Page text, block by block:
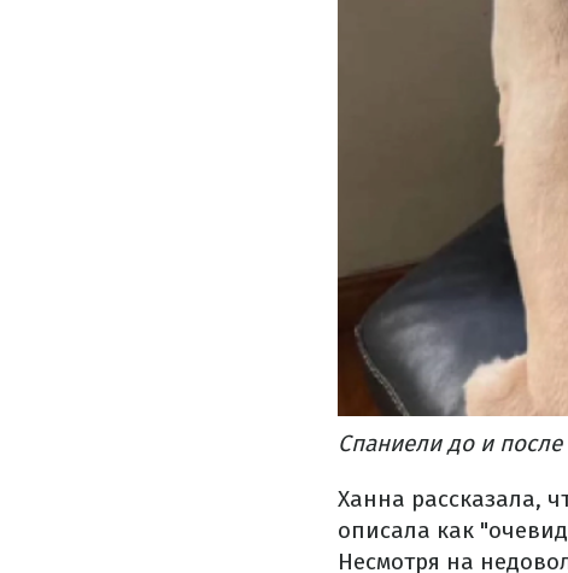
Спаниели до и
Ханна рассказала,
описала как
Несмотря на